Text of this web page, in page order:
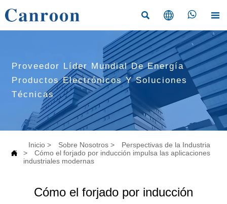
   
Proveedor Líder Mundial De Energía
Productos Electrónicos Y Soluciones
Técnicas

Inicio > Sobre Nosotros >
Perspectivas de la Industria
>
Cómo el forjado por inducción impulsa las aplicaciones
industriales modernas
Cómo el forjado por inducción